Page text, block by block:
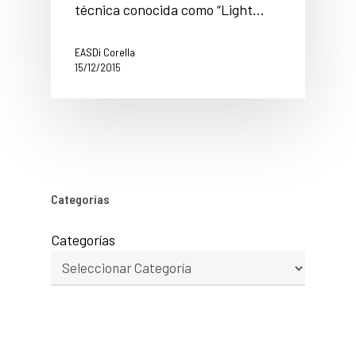
técnica conocida como “Light…
EASDi Corella
15/12/2015
Categorías
Categorías